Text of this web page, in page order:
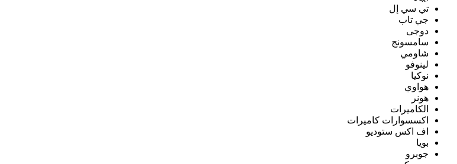
تي سي إل
جي تاب
دوجى
سامسونج
شاومي
لينوفو
نوكيا
هواوي
هونر
الكاميرات
اكسسوارات كاميرات
اف اكس ستوديو
بويا
جوبرو